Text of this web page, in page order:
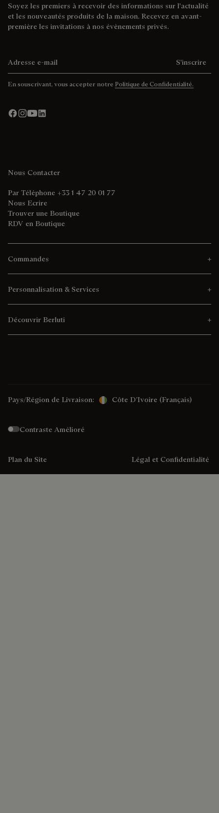
Soyez les premiers à recevoir des informations sur l'actualité
et les nouveautés produits de la maison. Recevez en avant-
première les invitations à nos évènements privés.
S'inscrire
En souscrivant, vous accepter notre Politique de Confidentialité.
Nous Contacter
Par Téléphone +33 1 47 20 01 77
Nous Ecrire
Trouver une Boutique
RDV en Boutique
Commandes
Personnalisation & Services
Découvrir Berluti
Pays/Région de Livraison: Côte D’Ivoire (français)
Contraste Amélioré
Plan du Site Légal et Confidentialité